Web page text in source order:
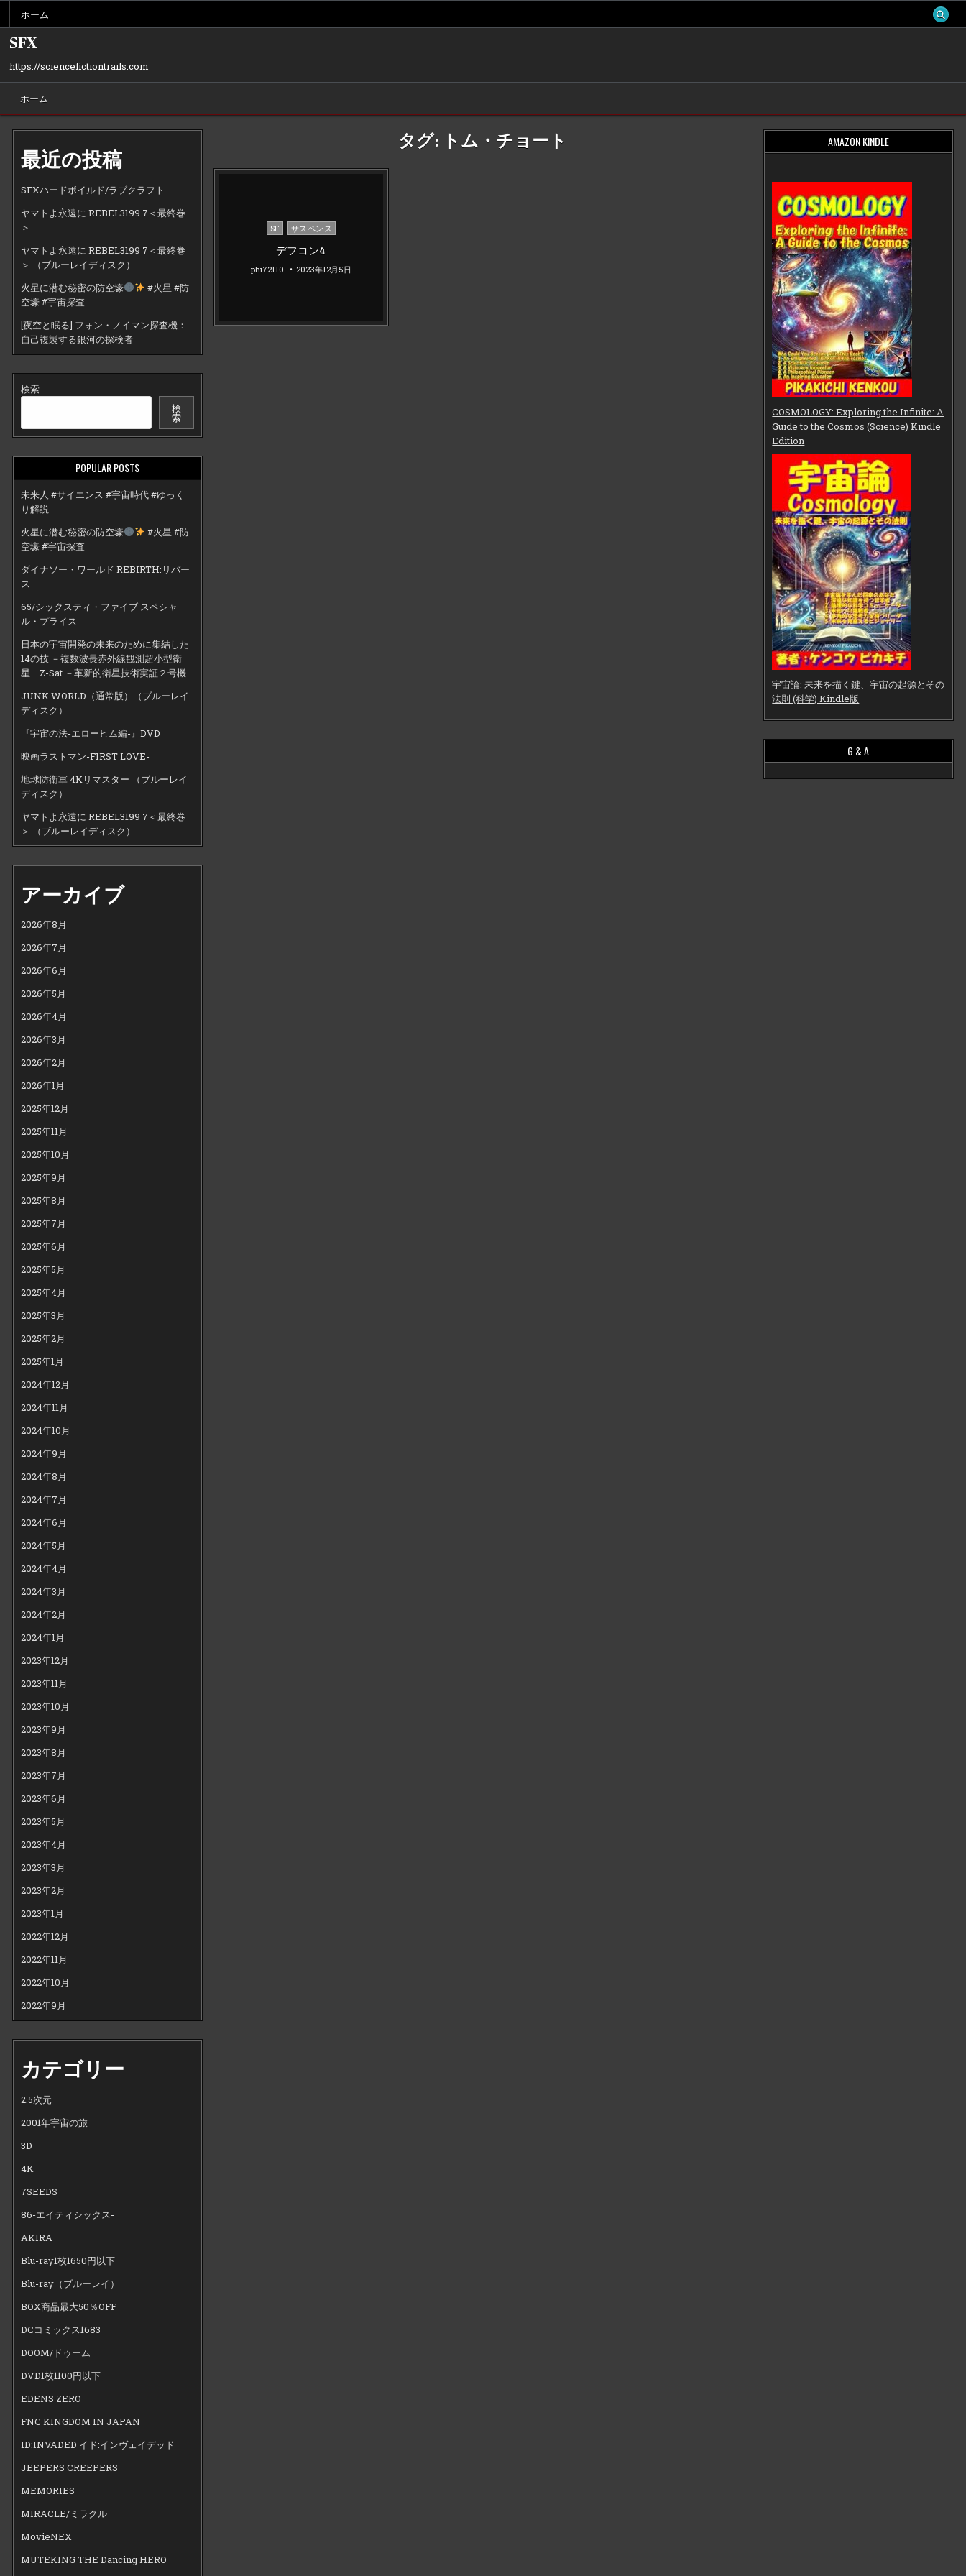
content
ホーム
SFX
https://sciencefictiontrails.com
ホーム
最近の投稿
SFXハードボイルド/ラブクラフト
ヤマトよ永遠に REBEL3199 7＜最終巻
＞
ヤマトよ永遠に REBEL3199 7＜最終巻
＞ （ブルーレイディスク）
火星に潜む秘密の防空壕
#火星 #防
空壕 #宇宙探査
[夜空と眠る] フォン・ノイマン探査機：
自己複製する銀河の探検者
検索
検
索
POPULAR POSTS
未来人 #サイエンス #宇宙時代 #ゆっく
り解説
火星に潜む秘密の防空壕
#火星 #防
空壕 #宇宙探査
ダイナソー・ワールド REBIRTH:リバー
ス
65/シックスティ・ファイブ スペシャ
ル・プライス
日本の宇宙開発の未来のために集結した
14の技 －複数波長赤外線観測超小型衛
星 Z-Sat －革新的衛星技術実証２号機
JUNK WORLD（通常版）（ブルーレイ
ディスク）
『宇宙の法-エローヒム編-』DVD
映画ラストマン-FIRST LOVE-
地球防衛軍 4Kリマスター （ブルーレイ
ディスク）
ヤマトよ永遠に REBEL3199 7＜最終巻
＞ （ブルーレイディスク）
アーカイブ
2026年8月
2026年7月
2026年6月
2026年5月
2026年4月
2026年3月
2026年2月
2026年1月
2025年12月
2025年11月
2025年10月
2025年9月
2025年8月
2025年7月
2025年6月
2025年5月
2025年4月
2025年3月
2025年2月
2025年1月
2024年12月
2024年11月
2024年10月
2024年9月
2024年8月
2024年7月
2024年6月
2024年5月
2024年4月
2024年3月
2024年2月
2024年1月
2023年12月
2023年11月
2023年10月
2023年9月
2023年8月
2023年7月
2023年6月
2023年5月
2023年4月
2023年3月
2023年2月
2023年1月
2022年12月
2022年11月
2022年10月
2022年9月
カテゴリー
2.5次元
2001年宇宙の旅
3D
4K
7SEEDS
86-エイティシックス-
AKIRA
Blu-ray1枚1650円以下
Blu-ray（ブルーレイ）
BOX商品最大50％OFF
DCコミックス1683
DOOM/ドゥーム
DVD1枚1100円以下
EDENS ZERO
FNC KINGDOM IN JAPAN
ID:INVADED イド:インヴェイデッド
JEEPERS CREEPERS
MEMORIES
MIRACLE/ミラクル
MovieNEX
MUTEKING THE Dancing HERO
タグ: トム・チョート
Posted
SF サスペンス
デフコン4
phi72110 2023年12月5日
AMAZON KINDLE
COSMOLOGY: Exploring the Infinite: A
Guide to the Cosmos (Science) Kindle
Edition
宇宙論: 未来を描く鍵、宇宙の起源とその
法則 (科学) Kindle版
G & A